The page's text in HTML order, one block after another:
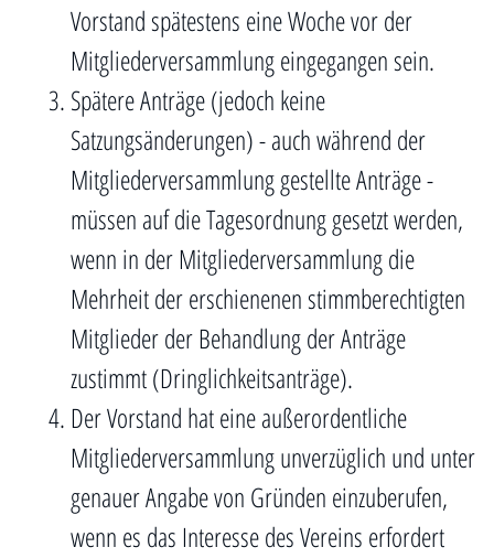
Vorstand spätestens eine Woche vor der
Mitgliederversammlung eingegangen sein.
Spätere Anträge (jedoch keine
Satzungsänderungen) - auch während der
Mitgliederversammlung gestellte Anträge -
müssen auf die Tagesordnung gesetzt werden,
wenn in der Mitgliederversammlung die
Mehrheit der erschienenen stimmberechtigten
Mitglieder der Behandlung der Anträge
zustimmt (Dringlichkeitsanträge).
Der Vorstand hat eine außerordentliche
Mitgliederversammlung unverzüglich und unter
genauer Angabe von Gründen einzuberufen,
wenn es das Interesse des Vereins erfordert